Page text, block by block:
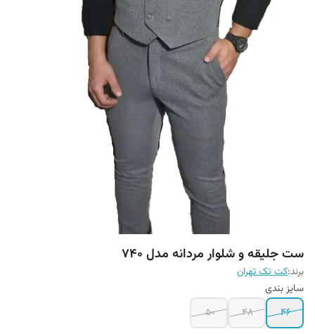
ست جلیقه و شلوار مردانه مدل 740
برند:کت تک تهران
سایز بندی
46
48 ۵۰